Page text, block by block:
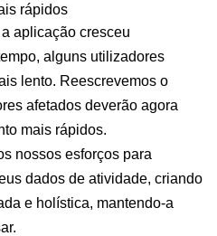
rápidos
aplicação cresceu
alguns utilizadores
lento. Reescrevemos o
afetados deverão agora
mais rápidos.
nossos esforços para
dados de atividade, criando
e holística, mantendo-a